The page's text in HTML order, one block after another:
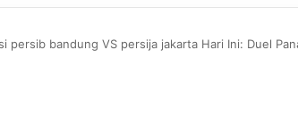
persib bandung VS persija jakarta Hari Ini: Duel